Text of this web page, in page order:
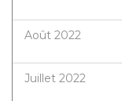
Août 2022
Juillet 2022